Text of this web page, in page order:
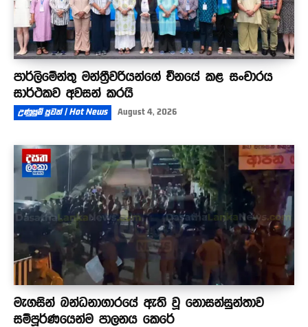
පාර්ලිමේන්තු මන්ත්‍රීවරියන්ගේ චීනයේ කළ සංචාරය
සාර්ථකව අවසන් කරයි
උණුසුම් පුවත් | Hot News August 4, 2026
මැගසින් බන්ධනාගාරයේ ඇති වූ නොසන්සුන්තාව
සම්පූර්ණයෙන්ම පාලනය කෙරේ